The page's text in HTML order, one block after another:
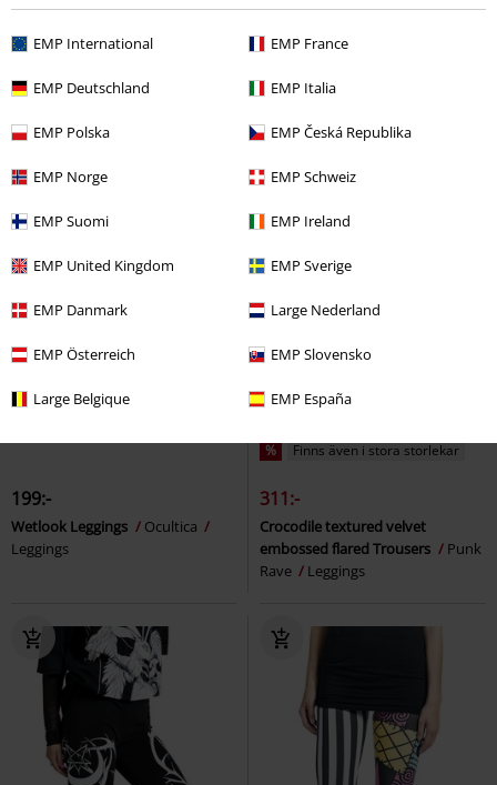
EMP International EMP France
EMP Deutschland EMP Italia
EMP Polska EMP Česká Republika
EMP Norge EMP Schweiz
EMP Suomi EMP Ireland
EMP United Kingdom EMP Sverige
EMP Danmark Large Nederland
EMP Österreich EMP Slovensko
Large Belgique EMP España
199:-
Wetlook Leggings
Ocultica
Leggings
% Finns även i stora storlekar
311:-
Crocodile textured velvet
embossed flared Trousers
Punk
Rave
Leggings